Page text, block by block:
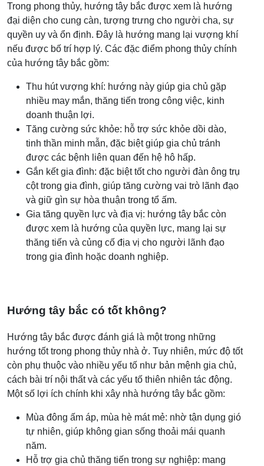
Trong phong thủy, hướng tây bắc được xem là hướng
đại diện cho cung càn, tượng trưng cho người cha, sự
quyền uy và ổn định. Đây là hướng mang lại vượng khí
nếu được bố trí hợp lý. Các đặc điểm phong thủy chính
của hướng tây bắc gồm:
Thu hút vượng khí: hướng này giúp gia chủ gặp
nhiều may mắn, thăng tiến trong công việc, kinh
doanh thuận lợi.
Tăng cường sức khỏe: hỗ trợ sức khỏe dồi dào,
tinh thần minh mẫn, đặc biệt giúp gia chủ tránh
được các bệnh liên quan đến hệ hô hấp.
Gắn kết gia đình: đặc biệt tốt cho người đàn ông trụ
cột trong gia đình, giúp tăng cường vai trò lãnh đạo
và giữ gìn sự hòa thuận trong tổ ấm.
Gia tăng quyền lực và địa vị: hướng tây bắc còn
được xem là hướng của quyền lực, mang lại sự
thăng tiến và củng cố địa vị cho người lãnh đạo
trong gia đình hoặc doanh nghiệp.
Hướng tây bắc có tốt không?
Hướng tây bắc được đánh giá là một trong những
hướng tốt trong phong thủy nhà ở. Tuy nhiên, mức độ tốt
còn phụ thuộc vào nhiều yếu tố như bản mệnh gia chủ,
cách bài trí nội thất và các yếu tố thiên nhiên tác động.
Một số lợi ích chính khi xây nhà hướng tây bắc gồm:
Mùa đông ấm áp, mùa hè mát mẻ: nhờ tận dụng gió
tự nhiên, giúp không gian sống thoải mái quanh
năm.
Hỗ trợ gia chủ thăng tiến trong sự nghiệp: mang